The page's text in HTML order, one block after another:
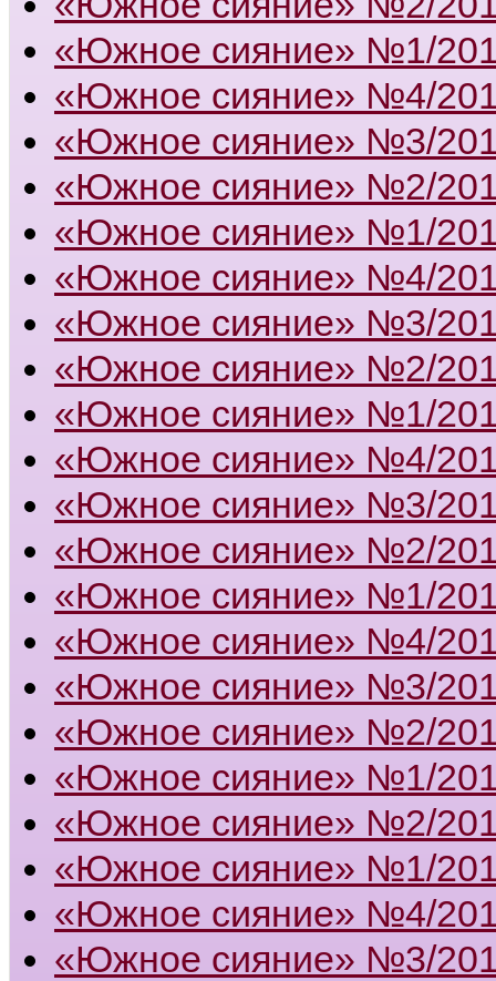
«Южное сияние» №1/
«Южное сияние» №4/
«Южное сияние» №3/
«Южное сияние» №2/
«Южное сияние» №1/
«Южное сияние» №4/
«Южное сияние» №3/
«Южное сияние» №2/
«Южное сияние» №1/
«Южное сияние» №4/
«Южное сияние» №3/
«Южное сияние» №2/
«Южное сияние» №1/
«Южное сияние» №4/
«Южное сияние» №3/
«Южное сияние» №2/
«Южное сияние» №1/
«Южное сияние» №2/
«Южное сияние» №1/
«Южное сияние» №4/
«Южное сияние» №3/